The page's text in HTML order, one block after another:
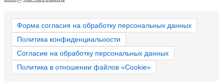
Форма согласия на обработку персональных данных
Политика конфиденциальности
Согласие на обработку персональных данных
Политика в отношении файлов «Cookie»